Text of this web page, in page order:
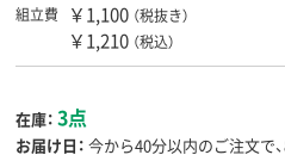
組立費 ￥1,100 （税抜き）
￥1,210 （税込）
在庫： 3点
お届け日： 今から40分以内のご注文で